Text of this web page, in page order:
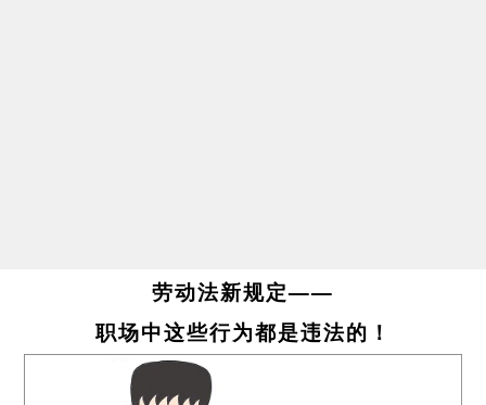
劳动法新规定——
职场中这些行为都是违法的！